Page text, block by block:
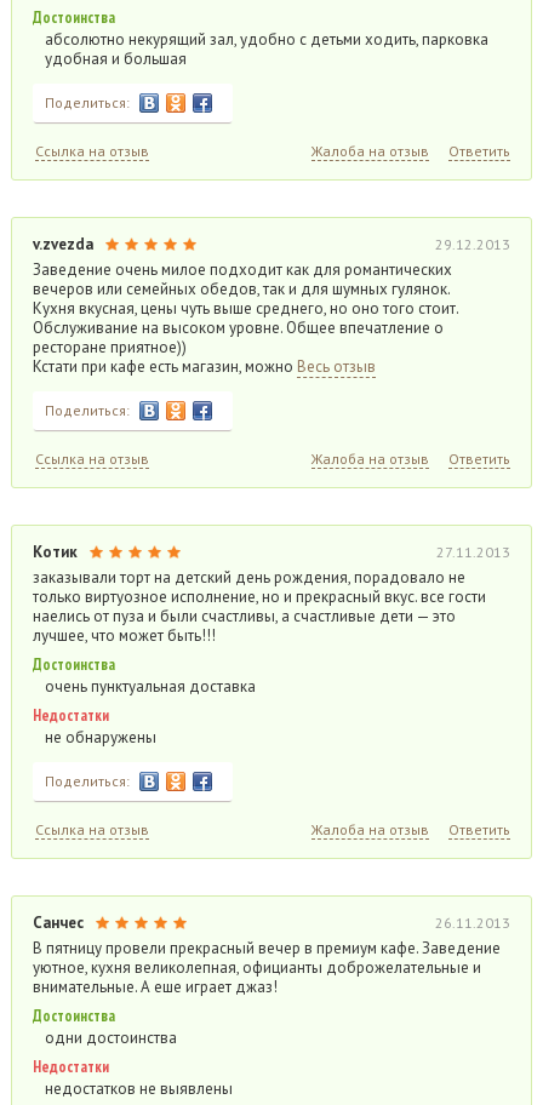
Достоинства
абсолютно некурящий зал, удобно с детьми ходить, парковка
удобная и большая
Поделиться:
Ссылка на отзыв Жалоба на отзыв Ответить
v.zvezda 29.12.2013
Заведение очень милое подходит как для романтических
вечеров или семейных обедов, так и для шумных гулянок.
Кухня вкусная, цены чуть выше среднего, но оно того стоит.
Обслуживание на высоком уровне. Общее впечатление о
ресторане приятное))
Кстати при кафе есть магазин, можно Весь отзыв
Поделиться:
Ссылка на отзыв Жалоба на отзыв Ответить
Котик 27.11.2013
заказывали торт на детский день рождения, порадовало не
только виртуозное исполнение, но и прекрасный вкус. все гости
наелись от пуза и были счастливы, а счастливые дети — это
лучшее, что может быть!!!
Достоинства
очень пунктуальная доставка
Недостатки
не обнаружены
Поделиться:
Ссылка на отзыв Жалоба на отзыв Ответить
Санчес 26.11.2013
В пятницу провели прекрасный вечер в премиум кафе. Заведение
уютное, кухня великолепная, официанты доброжелательные и
внимательные. А еше играет джаз!
Достоинства
одни достоинства
Недостатки
недостатков не выявлены